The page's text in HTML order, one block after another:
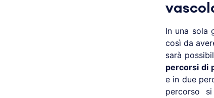
In una sola
così da
sarà
percorsi di
e in due
percorso